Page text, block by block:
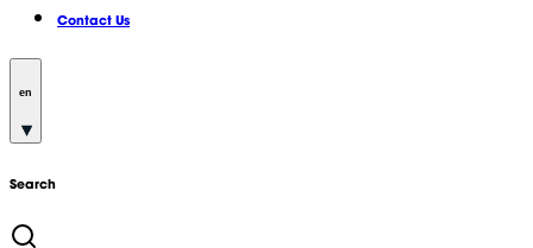
Contact Us
en
Search